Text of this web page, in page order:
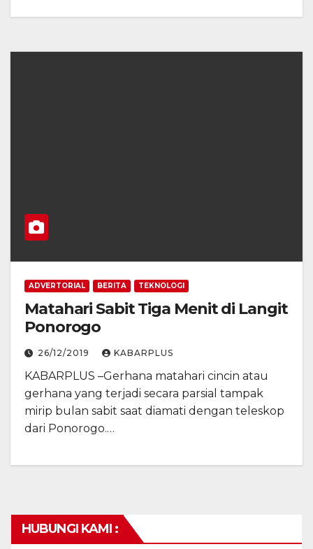
ADVERTORIAL BERITA TEKNOLOGI
Matahari Sabit Tiga Menit di Langit
Ponorogo
26/12/2019 KABARPLUS
KABARPLUS –Gerhana matahari cincin atau
gerhana yang terjadi secara parsial tampak
mirip bulan sabit saat diamati dengan teleskop
dari Ponorogo.…
HUBUNGI KAMI :